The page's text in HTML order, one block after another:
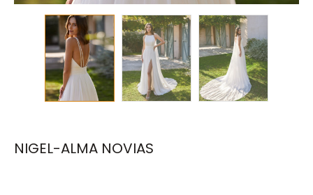
NIGEL-ALMA NOVIAS